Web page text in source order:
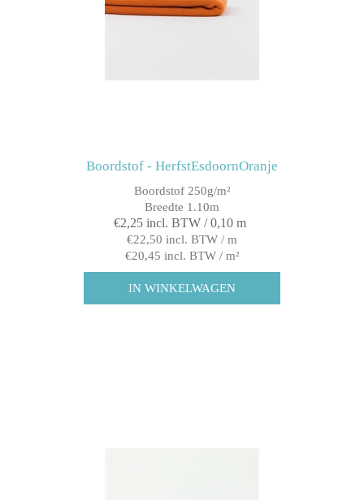
Boordstof - HerfstEsdoornOranje
Boordstof 250g/m²
Breedte 1.10m
€2,25 incl. BTW / 0,10 m
€22,50 incl. BTW / m
€20,45 incl. BTW / m²